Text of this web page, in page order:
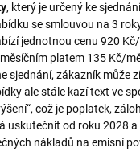
, který je určený ke
se smlouvou na 3
jednotnou cenu 920
platem 135 Kč/
sjednání, zákazník může
ale stále kazí text ve
což je poplatek,
uskutečnit od roku 2028
nákladů na emisní